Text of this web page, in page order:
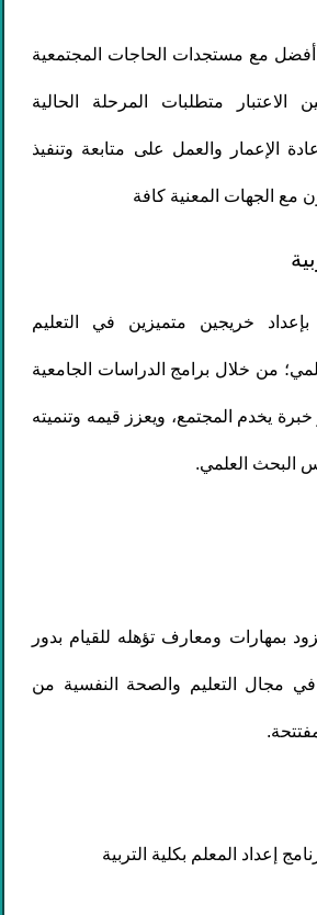
أفضل مع مستجدات الحاجات المجتمعية
الاعتبار متطلبات المرحلة الحالية
الإعمار والعمل على متابعة وتنفيذ
مع الجهات المعنية كافة
بإعداد خريجين متميزين في التعليم
من خلال برامج الدراسات الجامعية
خبرة يخدم المجتمع، ويعزز قيمه وتنميته
البحث العلمي.
بمهارات ومعارف تؤهله للقيام بدور
مجال التعليم والصحة النفسية من
إعداد المعلم بكلية التربية